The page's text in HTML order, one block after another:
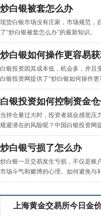
炒白银被套怎么办
现货白银市场没有庄家，市场规范，
了“炒白银被套怎么办”的最新知识。
炒白银如何操作更容易获
白银投资因其成本低，机会多，并且
白银投资网提供了“炒白银如何操作更
白银投资如何控制资金
当持仓量过大时，投资者就会感觉压
规避潜在的风险呢？中国白银投资网
炒白银亏损了怎么办
炒白银一旦交易发生亏损，不仅是账
市场斗气和赌博的心理。如何避免与
上海黄金交易所今日金